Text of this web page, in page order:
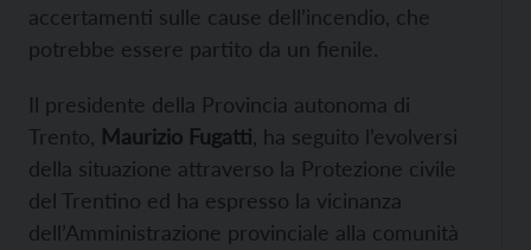
accertamenti sulle cause dell’incendio, che
potrebbe essere partito da un fienile.
Il presidente della Provincia autonoma di
Trento, Maurizio Fugatti , ha seguito l’evolversi
della situazione attraverso la Protezione civile
del Trentino ed ha espresso la vicinanza
dell’Amministrazione provinciale alla comunità